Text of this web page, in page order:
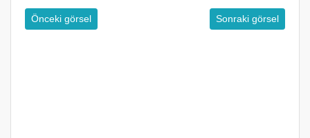
Önceki görsel Sonraki görsel